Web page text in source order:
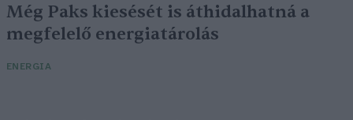
Még Paks kiesését is áthidalhatná a
megfelelő energiatárolás
ENERGIA